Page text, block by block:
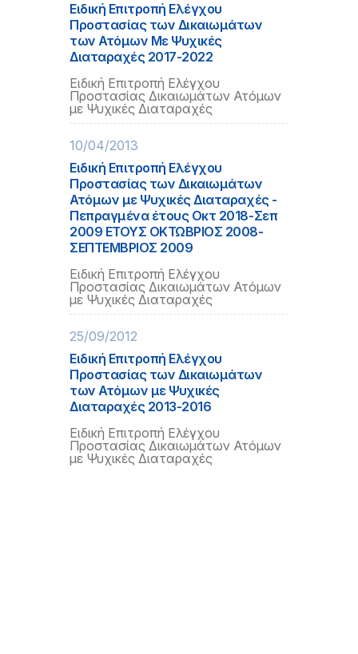
Ειδική Επιτροπή Ελέγχου
Προστασίας των Δικαιωμάτων
των Ατόμων Με Ψυχικές
Διαταραχές 2017-2022
Ειδική Επιτροπή Ελέγχου
Προστασίας Δικαιωμάτων Ατόμων
με Ψυχικές Διαταραχές
10/04/2013
Ειδική Επιτροπή Ελέγχου
Προστασίας των Δικαιωμάτων
Ατόμων με Ψυχικές Διαταραχές -
Πεπραγμένα έτους Οκτ 2018-Σεπ
2009 ΕΤΟΥΣ ΟΚΤΩΒΡΙΟΣ 2008-
ΣΕΠΤΕΜΒΡΙΟΣ 2009
Ειδική Επιτροπή Ελέγχου
Προστασίας Δικαιωμάτων Ατόμων
με Ψυχικές Διαταραχές
25/09/2012
Ειδική Επιτροπή Ελέγχου
Προστασίας των Δικαιωμάτων
των Ατόμων με Ψυχικές
Διαταραχές 2013-2016
Ειδική Επιτροπή Ελέγχου
Προστασίας Δικαιωμάτων Ατόμων
με Ψυχικές Διαταραχές